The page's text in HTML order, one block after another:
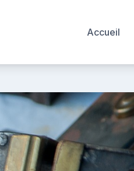
Accueil